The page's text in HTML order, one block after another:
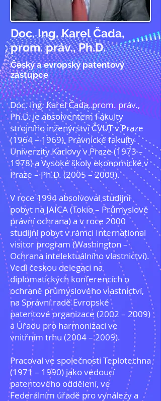
Doc. Ing. Karel Čada,
prom. práv., Ph.D.
Český a evropský patentový
zástupce
Doc. Ing. Karel Čada, prom. práv.,
Ph.D. je absolventem Fakulty
strojního inženýrství ČVUT v Praze
(1964 – 1969), Právnické fakulty
Univerzity Karlovy v Praze (1973 –
1978) a Vysoké školy ekonomické v
Praze – Ph.D. (2005 – 2009).
V roce 1994 absolvoval studijní
pobyt na JAICA (Tokio – Průmyslově
právní ochrana) a v roce 2000
studijní pobyt v rámci International
visitor program (Washington –
Ochrana intelektuálního vlastnictví).
Vedl českou delegaci na
diplomatických konferencích o
ochraně průmyslového vlastnictví,
na Správní radě Evropské
patentové organizace (2002 – 2009)
a Úřadu pro harmonizaci ve
vnitřním trhu (2004 – 2009).
Pracoval ve společnosti Teplotechna
(1971 – 1990) jako vedoucí
patentového oddělení, ve
Federálním úřadě pro vynálezy a